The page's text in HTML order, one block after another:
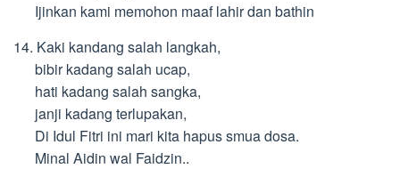
Ijinkan kami memohon maaf lahir dan bathin
14. Kaki kandang salah langkah,
bibir kadang salah ucap,
hati kadang salah sangka,
janji kadang terlupakan,
Di Idul Fitri ini mari kita hapus smua dosa.
Minal Aidin wal Faidzin..